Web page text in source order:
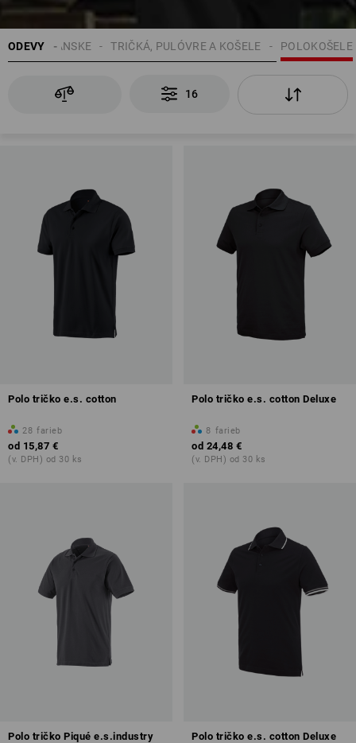
ODEVY POLOKOŠELE
TRIČKÁ, PULÓVRE A KOŠELE
PÁNSKE
16
Polo tričko e.s. cotton
28 farieb
od 15,87 €
(v. DPH) od 30 ks
Polo tričko e.s. cotton Deluxe
8 farieb
od 24,48 €
(v. DPH) od 30 ks
Polo tričko Piqué e.s.industry
Polo tričko e.s. cotton Deluxe